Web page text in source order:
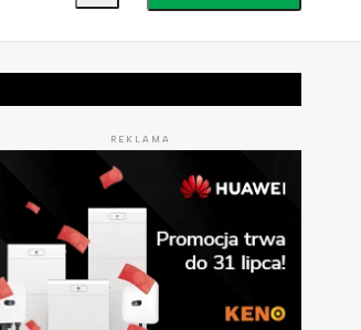
REKLAMA